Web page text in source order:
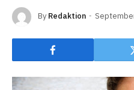
By Redaktion